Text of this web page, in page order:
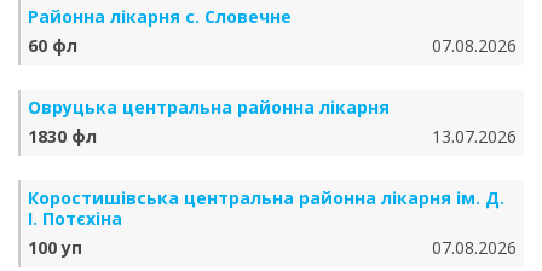
Районна лікарня с. Словечне
60 фл
07.08.2026
Овруцька центральна районна лікарня
1830 фл
13.07.2026
Коростишівська центральна районна лікарня ім. Д.
І. Потєхіна
100 уп
07.08.2026